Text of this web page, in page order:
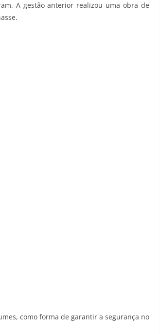
A gestão anterior realizou uma obra de
como forma de garantir a segurança no